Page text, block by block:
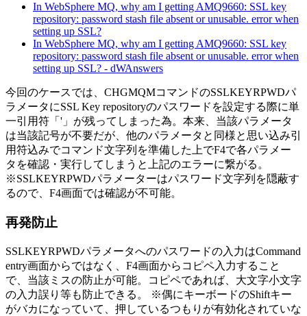
In WebSphere MQ, why am I getting AMQ9660: SSL key
repository: password stash file absent or unusable. error when
setting up SSL?
In WebSphere MQ, why am I getting AMQ9660: SSL key
repository: password stash file absent or unusable. error when
setting up SSL? - dWAnswers
今回のケースでは、CHGMQMコマンドのSSLKEYRPWDパ
ラメータにSSL Key repositoryのパスワードを設定する際に単
一引用符「'」が残ってしまった為。本来、当該パラメータ
は当該記号が不要だが、他のパラメータと同様と思い込み引
用符込みでコマンド文字列を準備した上でF4で各パラメー
タを確認・実行してしまうと上記のエラーに繋がる。
※SSLKEYRPWDパラメーターはパスワード文字列を隠蔽す
るので、F4画面では確認が不可能。
再発防止
SSLKEYRPWDパラメータへのパスワードの入力はCommand
entry画面からではなく、F4画面からコピペ入力すること
で、当該ミスの防止が可能。コピペであれば、大文字小文字
の入力誤り等も防止できる。 ※偶にキーボードのShiftキー
がバカになっていて、押しているつもりが有効化されていな